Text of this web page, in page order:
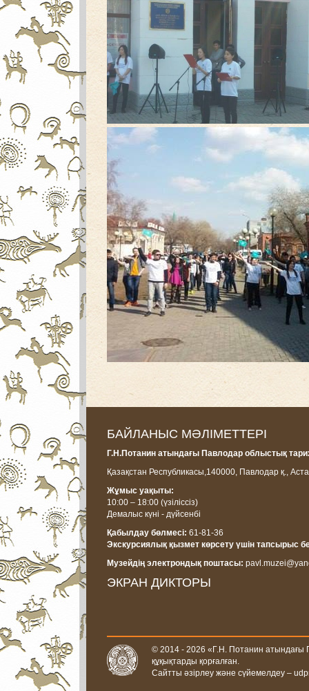
БАЙЛАНЫС МӘЛІМЕТТЕРІ
Г.Н.Потанин атындағы Павлодар облыстық
Қазақстан Республикасы,140000, Павлодар қ.,
Жұмыс уақыты:
10:00 – 18:00 (үзіліссіз)
Демалыс күні - дүйсенбі
Қабылдау бөлмесі: 61-81-36
Экскурсиялық қызмет көрсету үшін тапсырыс
Музейдің электрондық поштасы:
ЭКРАН ДИКТОРЫ
© 2014 - 2026 «Г.Н. Потанин атындағы
құқықтарды қорғалған.
Сайтты әзірлеу және сүйемелдеу –